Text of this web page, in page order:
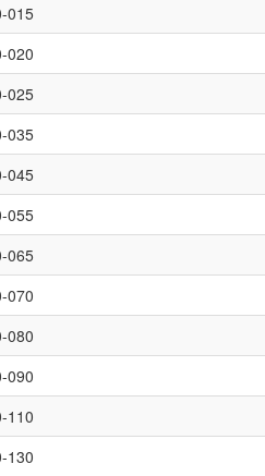
015
020
025
035
045
055
065
070
080
090
110
130